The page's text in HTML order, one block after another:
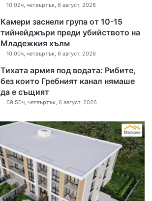
10:02ч, четвъртък, 6 август, 2026
Камери заснели група от 10-15
тийнейджъри преди убийството на
Младежкия хълм
10:00ч, четвъртък, 6 август, 2026
Тихата армия под водата: Рибите,
без които Гребният канал нямаше
да е същият
09:50ч, четвъртък, 6 август, 2026